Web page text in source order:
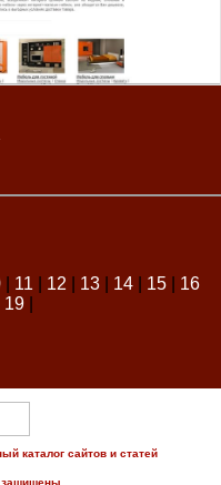
| 11 12 13| 14| 15| 16
19|
каталог сайтов и статей